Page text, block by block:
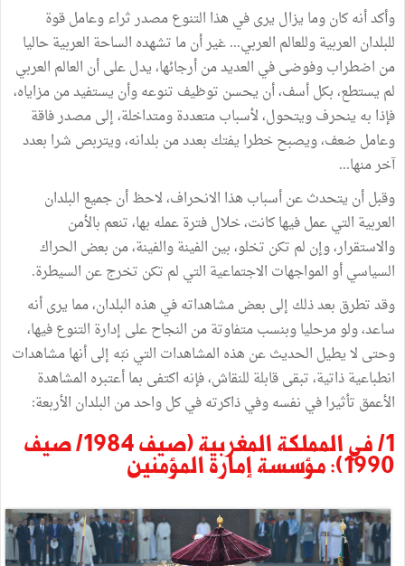
وأكد أنه كان وما يزال يرى في هذا التنوع مصدر ثراء وعامل قوة
للبلدان العربية وللعالم العربي... غير أن ما تشهده الساحة العربية حاليا
من اضطراب وفوضى في العديد من أرجائها، يدل على أن العالم العربي
لم يستطع، بكل أسف، أن يحسن توظيف تنوعه وأن يستفيد من مزاياه،
فإذا به ينحرف ويتحول، لأسباب متعددة ومتداخلة، إلى مصدر فاقة
وعامل ضعف، ويصبح خطرا يفتك بعدد من بلدانه، ويتربص شرا بعدد
آخر منها...
وقبل أن يتحدث عن أسباب هذا الانحراف، لاحظ أن جميع البلدان
العربية التي عمل فيها كانت، خلال فترة عمله بها، تنعم بالأمن
والاستقرار، وإن لم تكن تخلو، بين الفينة والفينة، من بعض الحراك
السياسي أو المواجهات الاجتماعية التي لم تكن تخرج عن السيطرة.
وقد تطرق بعد ذلك إلى بعض مشاهداته في هذه البلدان، مما يرى أنه
ساعد، ولو مرحليا وبنسب متفاوتة من النجاح على إدارة التنوع فيها،
وحتى لا يطيل الحديث عن هذه المشاهدات التي نبّه إلى أنها مشاهدات
انطباعية ذاتية، تبقى قابلة للنقاش، فإنه اكتفى بما أعتبره المشاهدة
الأعمق تأثيرا في نفسه وفي ذاكرته في كل واحد من البلدان الأربعة:
1/ في المملكة المغربية (صيف 1984/ صيف
1990): مؤسسة إمارة المؤمنين